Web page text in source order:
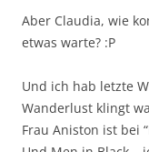
Aber Claudia, wie
etwas warte? :P
Und ich hab letzte
Wanderlust klingt
Frau Aniston ist bei